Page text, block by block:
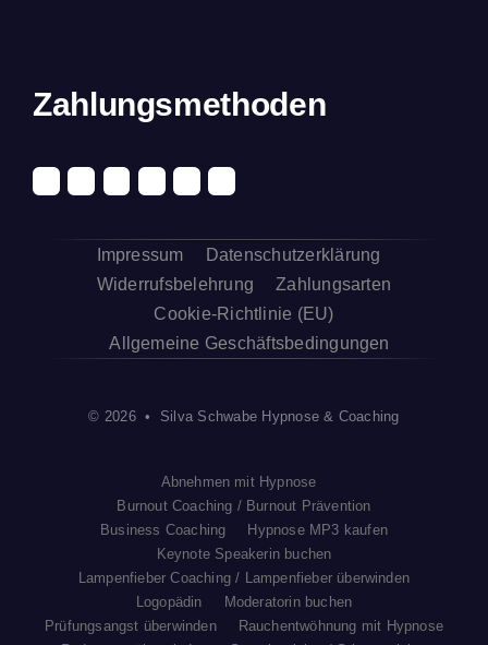
Zahlungsmethoden
Impressum
Datenschutzerklärung
Widerrufsbelehrung
Zahlungsarten
Cookie-Richtlinie (EU)
Allgemeine Geschäftsbedingungen
© 2026 • Silva Schwabe Hypnose & Coaching
Abnehmen mit Hypnose
Burnout Coaching / Burnout Prävention
Business Coaching
Hypnose MP3 kaufen
Keynote Speakerin buchen
Lampenfieber Coaching / Lampenfieber überwinden
Logopädin
Moderatorin buchen
Prüfungsangst überwinden
Rauchentwöhnung mit Hypnose